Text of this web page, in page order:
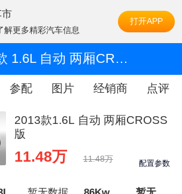
解更多精彩汽车信息
打开APP
2013款 1.6L 自动 两厢CROSS版
参配 图片 经销商 点评
2013款1.6L 自动 两厢CROSS
版
11.48万 11.48万 配置参数